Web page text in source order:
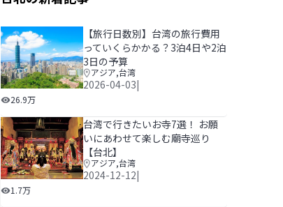
【旅行日数別】台湾の旅行費用っていくらかかる？3泊
26.9万
【旅行日数別】台湾の旅行費用
っていくらかかる？3泊4日や2泊
3日の予算
アジア,台湾
2026-04-03|
台湾で行きたいお寺7選！ お願いにあわせて楽しむ廟寺
1.7万
台湾で行きたいお寺7選！ お願
いにあわせて楽しむ廟寺巡り
【台北】
アジア,台湾
2024-12-12|